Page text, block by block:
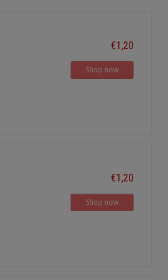
€1,20
Shop now
€1,20
Shop now